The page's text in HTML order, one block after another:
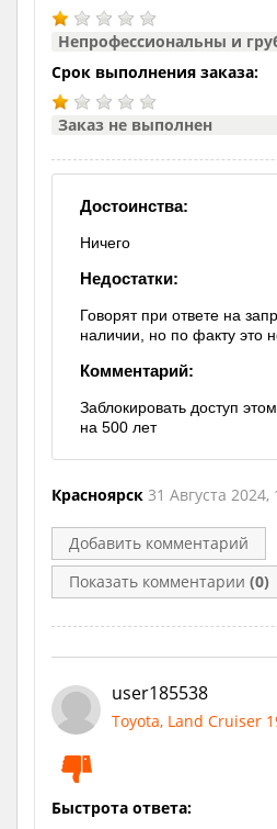
Непрофессиональны и
Срок выполнения заказа:
Заказ не выполнен
Достоинства:
Ничего
Недостатки:
Говорят при ответе на
наличии, но по факту это
Комментарий:
Заблокировать доступ
на 500 лет
Красноярск 31 Августа 2024,
Добавить комментарий
Показать комментарии (0)
user185538
Toyota, Land Cruiser
Быстрота ответа: